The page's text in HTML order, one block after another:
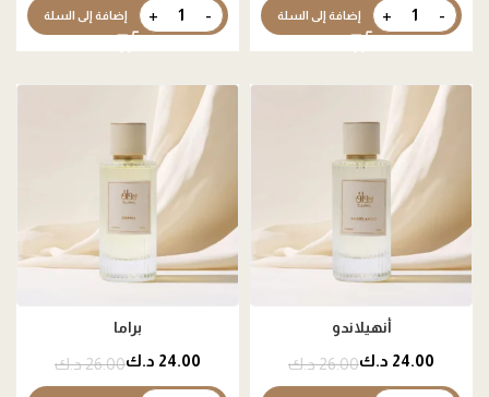
إضافة إلى السلة إضافة إلى السلة
أنهيلاندو
26.00د.ك 24.00 د.ك
براما
26.00د.ك 24.00 د.ك